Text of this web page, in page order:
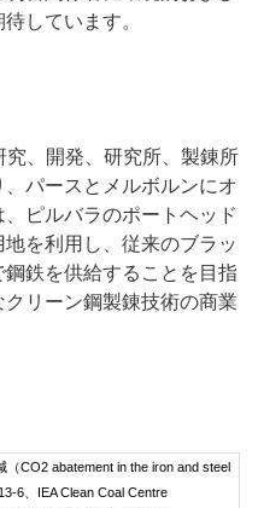
しています。
、開発、研究所、製錬所
パースとメルボルンにオ
ピルバラのポートヘッド
を利用し、従来のブラッ
鉄を供給することを目指
リーン鋼製錬技術の商業
CO2 abatement in the iron and steel
6、IEA Clean Coal Centre